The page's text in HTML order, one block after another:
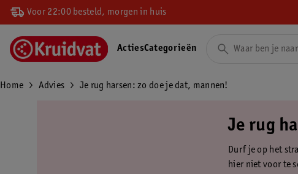
Voor 22:00 besteld, morgen in huis
ActiesCategorieën
Home Advies Je rug harsen: zo doe je dat, mannen!
Je rug
Durf je op het
hier niet voor te